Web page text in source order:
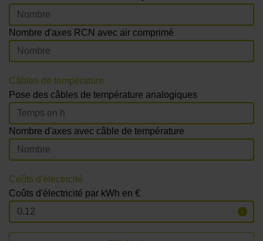
Nombre d'axes RCN avec air comprimé
Câbles de température
Pose des câbles de température analogiques
Nombre d'axes avec câble de température
Coûts d'électricité
Coûts d'électricité par kWh en €